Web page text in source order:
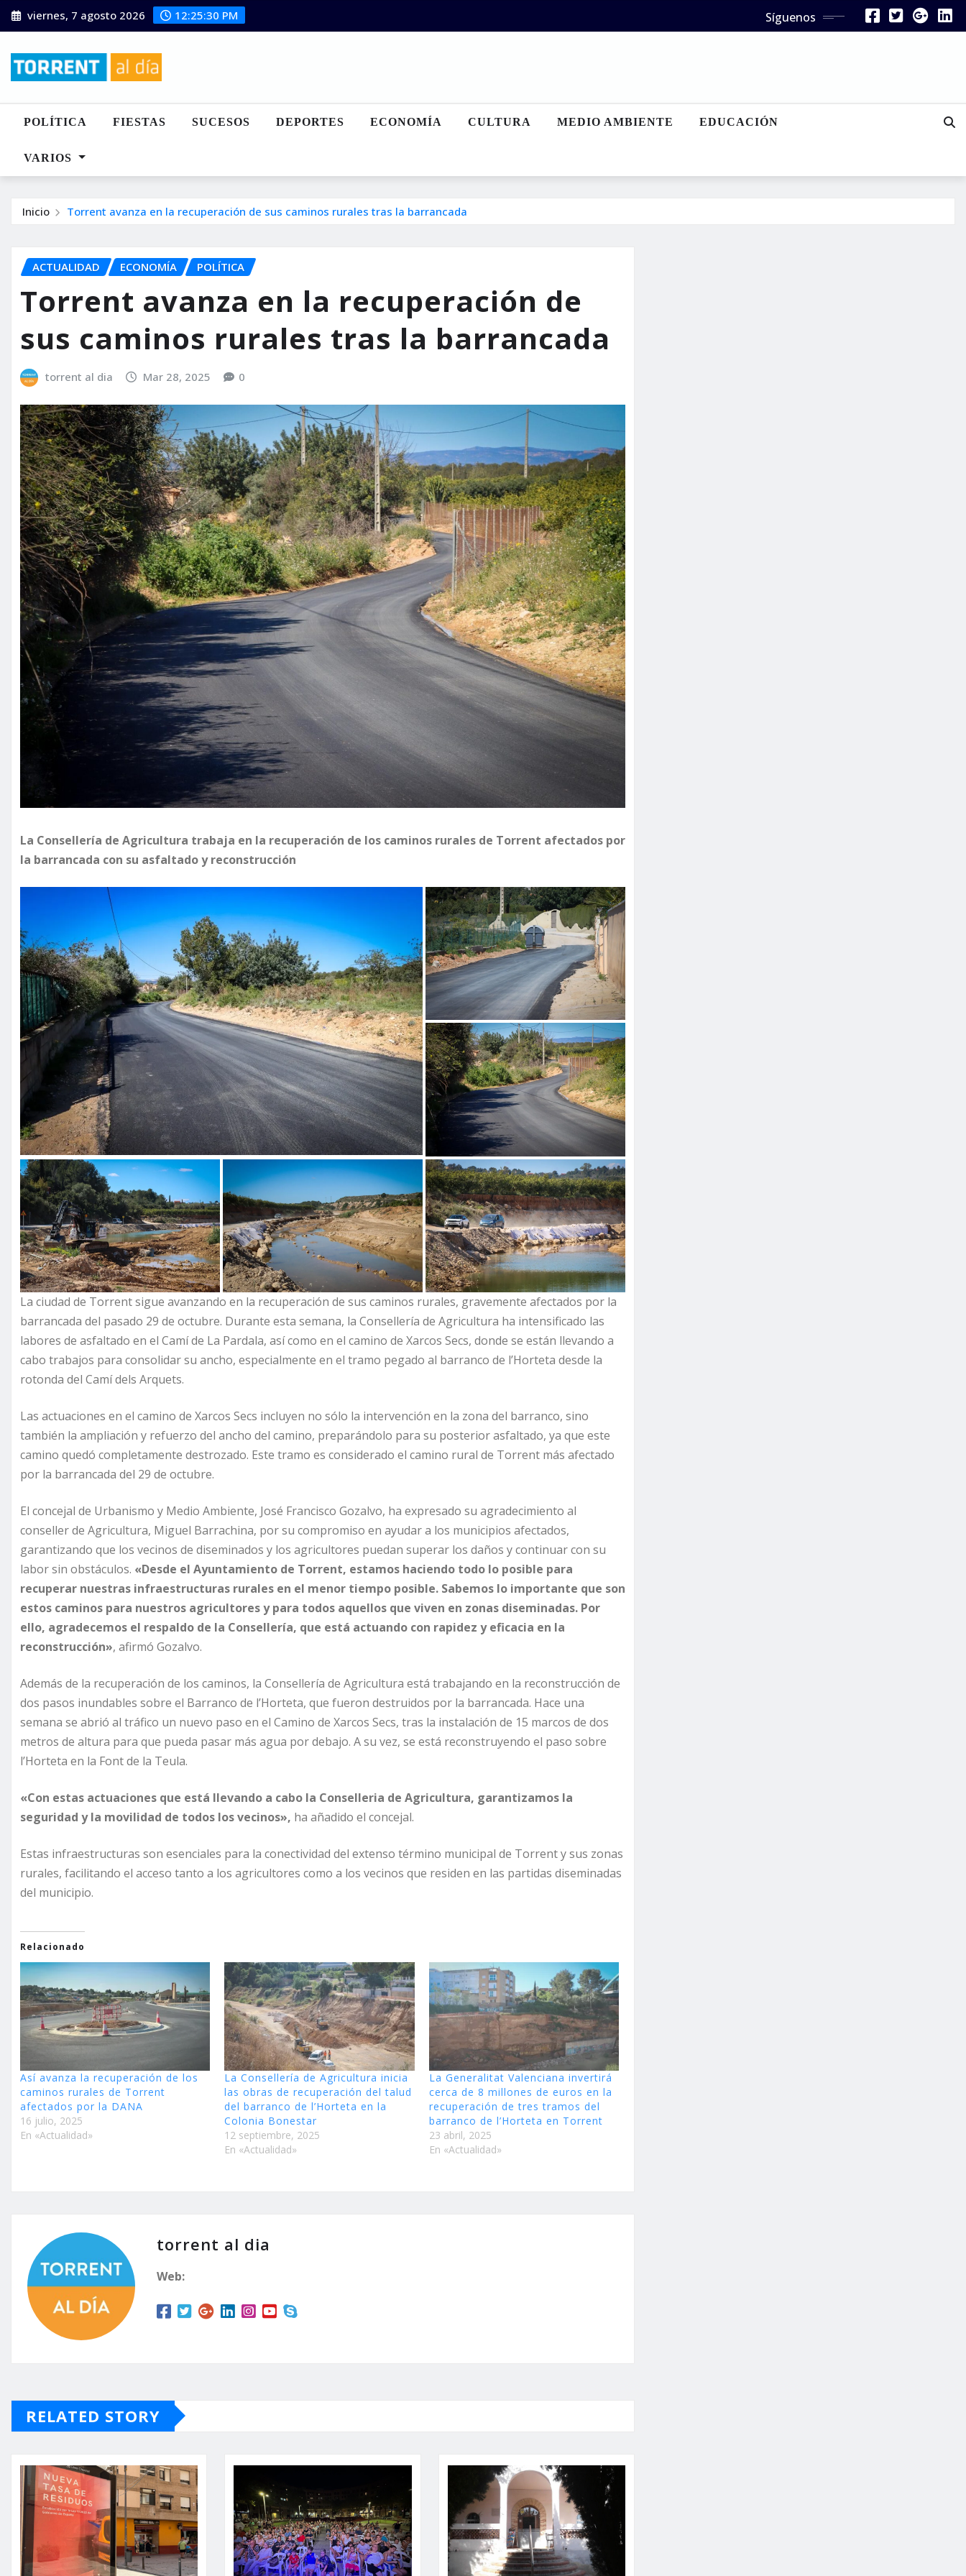
Saltar
al
viernes, 7 agosto 2026 12:25:32 PM Síguenos
POLÍTICA FIESTAS SUCESOS DEPORTES ECONOMÍA CULTURA MEDIO AMBIENTE EDUCACIÓN
VARIOS
Inicio Torrent avanza en la recuperación de sus caminos rurales tras la barrancada
ACTUALIDAD ECONOMÍA POLÍTICA
Torrent avanza en la recuperación de
sus caminos rurales tras la barrancada
torrent al dia Mar 28, 2025 0
La Consellería de Agricultura trabaja en la recuperación de los caminos rurales de Torrent afectados por
la barrancada con su asfaltado y reconstrucción
La ciudad de Torrent sigue avanzando en la recuperación de sus caminos rurales, gravemente afectados por la
barrancada del pasado 29 de octubre. Durante esta semana, la Consellería de Agricultura ha intensificado las
labores de asfaltado en el Camí de La Pardala, así como en el camino de Xarcos Secs, donde se están llevando a
cabo trabajos para consolidar su ancho, especialmente en el tramo pegado al barranco de l’Horteta desde la
rotonda del Camí dels Arquets.
Las actuaciones en el camino de Xarcos Secs incluyen no sólo la intervención en la zona del barranco, sino
también la ampliación y refuerzo del ancho del camino, preparándolo para su posterior asfaltado, ya que este
camino quedó completamente destrozado. Este tramo es considerado el camino rural de Torrent más afectado
por la barrancada del 29 de octubre.
El concejal de Urbanismo y Medio Ambiente, José Francisco Gozalvo, ha expresado su agradecimiento al
conseller de Agricultura, Miguel Barrachina, por su compromiso en ayudar a los municipios afectados,
garantizando que los vecinos de diseminados y los agricultores puedan superar los daños y continuar con su
labor sin obstáculos. «Desde el Ayuntamiento de Torrent, estamos haciendo todo lo posible para
recuperar nuestras infraestructuras rurales en el menor tiempo posible. Sabemos lo importante que son
estos caminos para nuestros agricultores y para todos aquellos que viven en zonas diseminadas. Por
ello, agradecemos el respaldo de la Consellería, que está actuando con rapidez y eficacia en la
reconstrucción», afirmó Gozalvo.
Además de la recuperación de los caminos, la Consellería de Agricultura está trabajando en la reconstrucción de
dos pasos inundables sobre el Barranco de l’Horteta, que fueron destruidos por la barrancada. Hace una
semana se abrió al tráfico un nuevo paso en el Camino de Xarcos Secs, tras la instalación de 15 marcos de dos
metros de altura para que pueda pasar más agua por debajo. A su vez, se está reconstruyendo el paso sobre
l’Horteta en la Font de la Teula.
«Con estas actuaciones que está llevando a cabo la Conselleria de Agricultura, garantizamos la
seguridad y la movilidad de todos los vecinos», ha añadido el concejal.
Estas infraestructuras son esenciales para la conectividad del extenso término municipal de Torrent y sus zonas
rurales, facilitando el acceso tanto a los agricultores como a los vecinos que residen en las partidas diseminadas
del municipio.
Relacionado
Así avanza la recuperación de los
caminos rurales de Torrent
afectados por la DANA
16 julio, 2025
En «Actualidad»
La Consellería de Agricultura inicia
las obras de recuperación del talud
del barranco de l’Horteta en la
Colonia Bonestar
12 septiembre, 2025
En «Actualidad»
La Generalitat Valenciana invertirá
cerca de 8 millones de euros en la
recuperación de tres tramos del
barranco de l’Horteta en Torrent
23 abril, 2025
En «Actualidad»
torrent al dia
Web:
RELATED STORY